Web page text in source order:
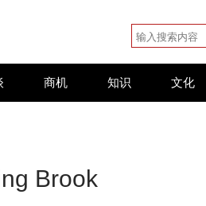
商机 知识 文化
Brook